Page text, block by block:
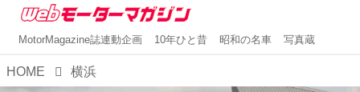
MotorMagazine誌連動企画 10年ひと昔 昭和の名車 写真蔵
HOME 横浜